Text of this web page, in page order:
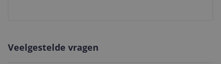
Veelgestelde vragen